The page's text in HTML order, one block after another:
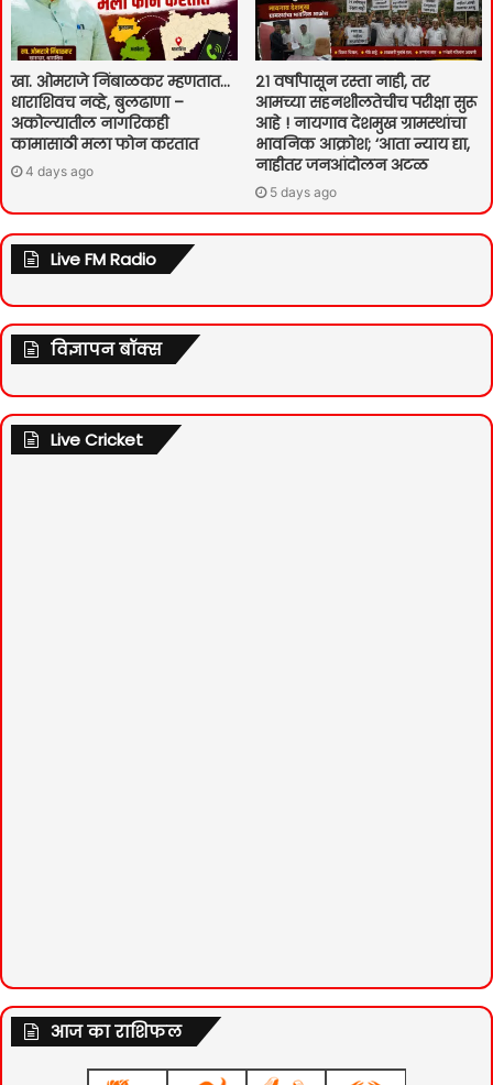
खा. ओमराजे निंबाळकर म्हणतात…
धाराशिवच नव्हे, बुलढाणा –
अकोल्यातील नागरिकही
कामासाठी मला फोन करतात
4 days ago
२१ वर्षांपासून रस्ता नाही, तर
आमच्या सहनशीलतेचीच परीक्षा सुरू
आहे ! नायगाव देशमुख ग्रामस्थांचा
भावनिक आक्रोश; ‘आता न्याय द्या,
नाहीतर जनआंदोलन अटळ
5 days ago
Live FM Radio
विज्ञापन बॉक्स
Live Cricket
आज का राशिफल